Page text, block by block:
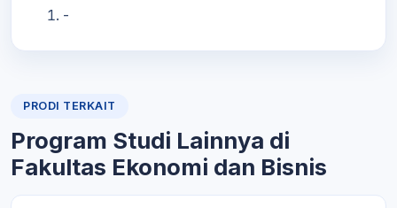
-
PRODI TERKAIT
Program Studi Lainnya di
Fakultas Ekonomi dan Bisnis